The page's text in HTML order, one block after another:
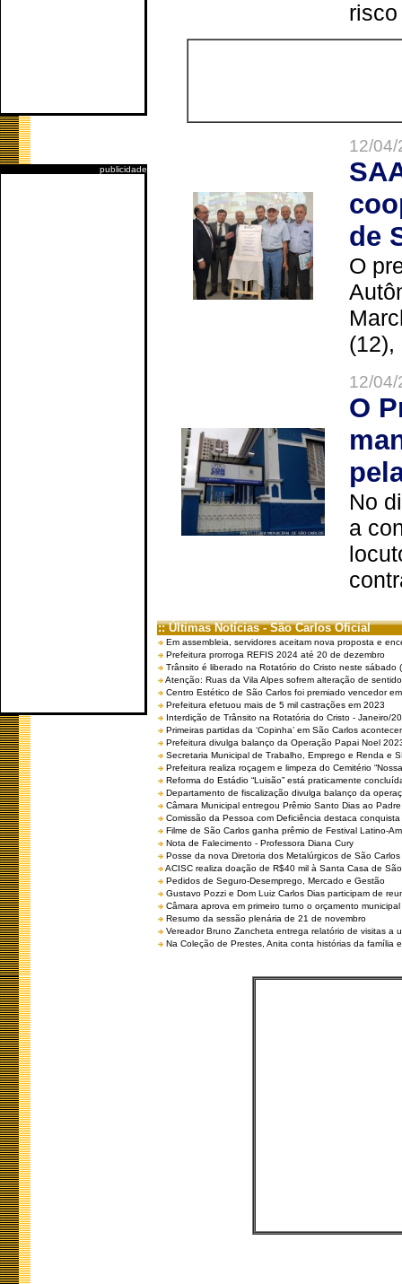
publicidade
12/
de
O
(12),
12/
O
No
a
:: Últimas Notícias - São Carlos Oficial
Em assembleia, servidores aceitam nova proposta e
Prefeitura prorroga REFIS 2024 até 20 de dezembro
Trânsito é liberado na Rotatório do Cristo neste sábado
Atenção: Ruas da Vila Alpes sofrem alteração de
Centro Estético de São Carlos foi premiado vencedor
Prefeitura efetuou mais de 5 mil castrações em 2023
Interdição de Trânsito na Rotatória do Cristo - Janeiro/
Primeiras partidas da ‘Copinha’ em São Carlos
Prefeitura divulga balanço da Operação Papai Noel
Secretaria Municipal de Trabalho, Emprego e Renda e
Prefeitura realiza roçagem e limpeza do Cemitério
Reforma do Estádio “Luisão” está praticamente
Departamento de fiscalização divulga balanço da
Câmara Municipal entregou Prêmio Santo Dias ao
Comissão da Pessoa com Deficiência destaca
Filme de São Carlos ganha prêmio de Festival Latino-
Nota de Falecimento - Professora Diana Cury
Posse da nova Diretoria dos Metalúrgicos de São
ACISC realiza doação de R$40 mil à Santa Casa de
Pedidos de Seguro-Desemprego, Mercado e Gestão
Gustavo Pozzi e Dom Luiz Carlos Dias participam de
Câmara aprova em primeiro turno o orçamento
Resumo da sessão plenária de 21 de novembro
Vereador Bruno Zancheta entrega relatório de visitas a
Na Coleção de Prestes, Anita conta histórias da família